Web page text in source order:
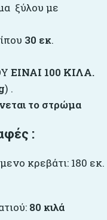
ξύλου με
30 εκ.
ΕΙΝΑΙ 100 ΚΙΛΑ.
) .
το στρώμα
:
κρεβάτι: 180 εκ.
80 κιλά